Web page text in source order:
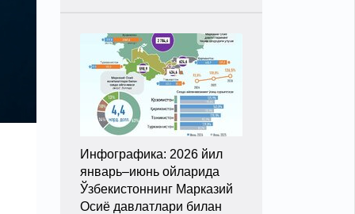
Инфографика: 2026 йил
январь–июнь ойларида
Ўзбекистоннинг Марказий
Осиё давлатлари билан